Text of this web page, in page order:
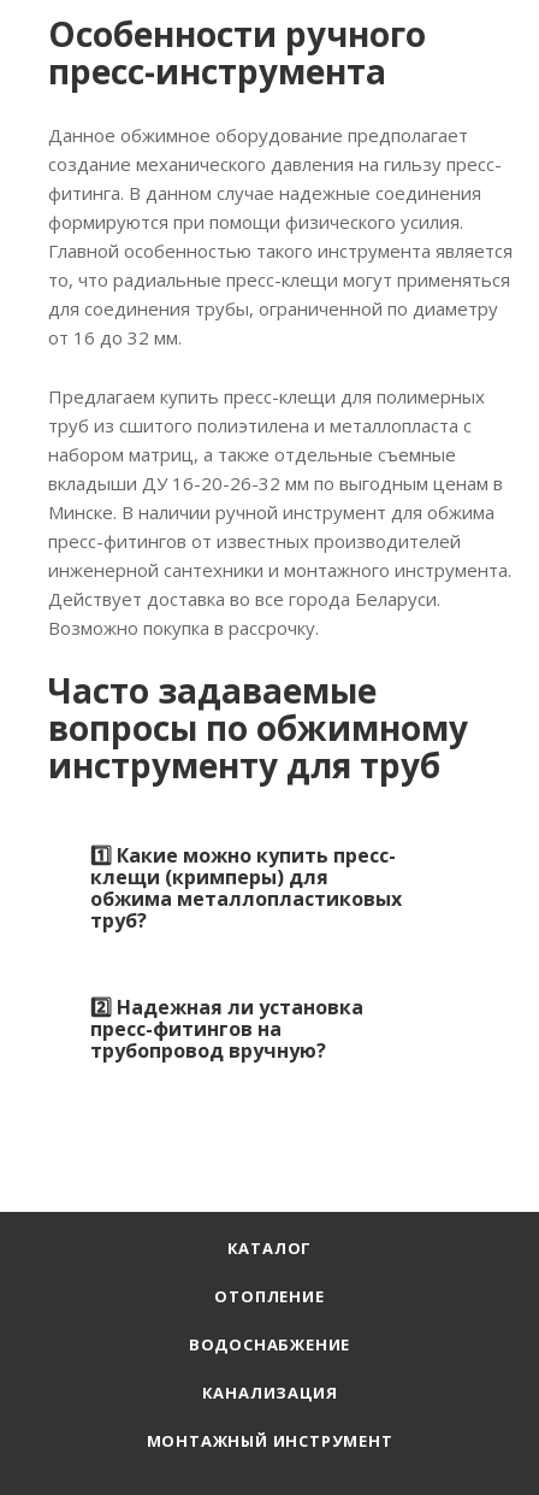
Особенности ручного
пресс-инструмента
Данное обжимное оборудование предполагает
создание механического давления на гильзу пресс-
фитинга. В данном случае надежные соединения
формируются при помощи физического усилия.
Главной особенностью такого инструмента является
то, что радиальные пресс-клещи могут применяться
для соединения трубы, ограниченной по диаметру
от 16 до 32 мм.
Предлагаем купить пресс-клещи для полимерных
труб из сшитого полиэтилена и металлопласта с
набором матриц, а также отдельные съемные
вкладыши ДУ 16-20-26-32 мм по выгодным ценам в
Минске. В наличии ручной инструмент для обжима
пресс-фитингов от известных производителей
инженерной сантехники и монтажного инструмента.
Действует доставка во все города Беларуси.
Возможно покупка в рассрочку.
Часто задаваемые
вопросы по обжимному
инструменту для труб
1️⃣ Какие можно купить пресс-
клещи (кримперы) для
обжима металлопластиковых
труб?
2️⃣ Надежная ли установка
пресс-фитингов на
трубопровод вручную?
КАТАЛОГ
ОТОПЛЕНИЕ
ВОДОСНАБЖЕНИЕ
КАНАЛИЗАЦИЯ
МОНТАЖНЫЙ ИНСТРУМЕНТ